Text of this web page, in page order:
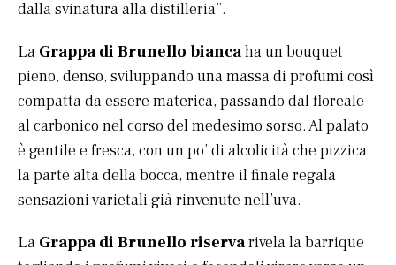
dalla svinatura alla distilleria”.
La Grappa di Brunello biancaha un bouquet
pieno, denso, sviluppando una massa di profumi così
compatta da essere materica, passando dal floreale
al carbonico nel corso del medesimo sorso. Al palato
è gentile e fresca, con un po’ di alcolicità che pizzica
la parte alta della bocca, mentre il finale regala
sensazioni varietali già rinvenute nell’uva.
La Grappa di Brunello riservarivela la barrique